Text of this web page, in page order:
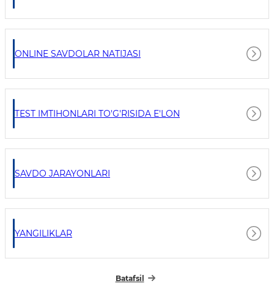
ONLINE SAVDOLAR NATIJASI
TEST IMTIHONLARI TO'G'RISIDA E'LON
SAVDO JARAYONLARI
YANGILIKLAR
Batafsil